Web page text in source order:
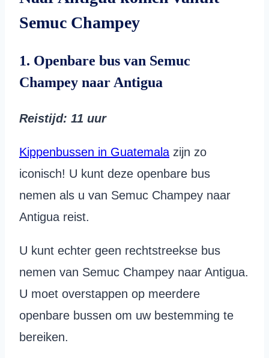
Semuc Champey
1. Openbare bus van Semuc
Champey naar Antigua
Reistijd: 11 uur
Kippenbussen in Guatemala zijn zo
iconisch! U kunt deze openbare bus
nemen als u van Semuc Champey naar
Antigua reist.
U kunt echter geen rechtstreekse bus
nemen van Semuc Champey naar Antigua.
U moet overstappen op meerdere
openbare bussen om uw bestemming te
bereiken.